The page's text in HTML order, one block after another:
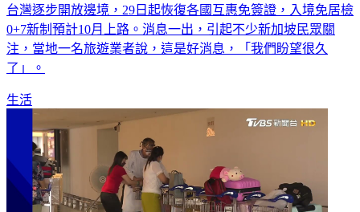
台灣逐步開放邊境，29日起恢復各國互惠免簽證，入境免居檢
0+7新制預計10月上路。消息一出，引起不少新加坡民眾關
注，當地一名旅遊業者說，這是好消息，「我們盼望很久
了」。
生活